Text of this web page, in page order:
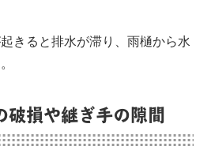
きると排水が滞り、雨樋から水
破損や継ぎ手の隙間